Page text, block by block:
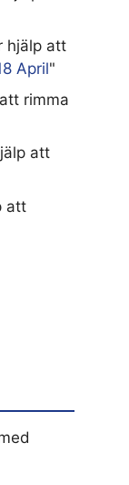
hjälp att
April"
rimma
att
att